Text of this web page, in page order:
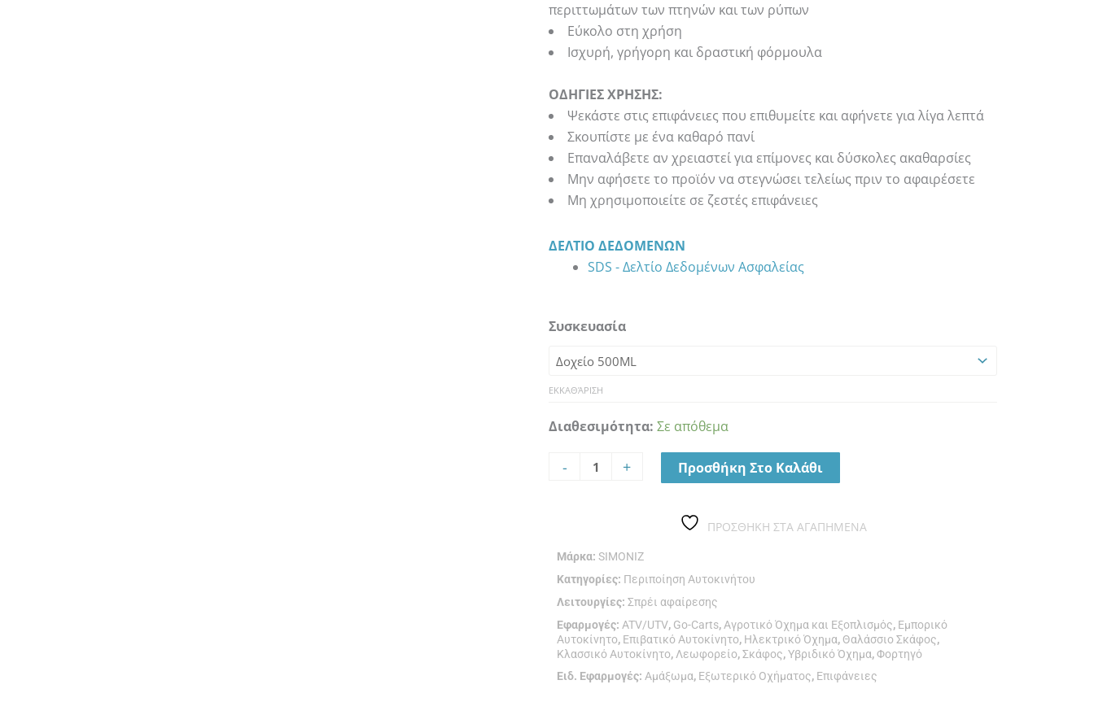
περιττωμάτων των πτηνών και των ρύπων
Εύκολο στη χρήση
Ισχυρή, γρήγορη και δραστική φόρμουλα
OΔΗΓΙΕΣ ΧΡΗΣΗΣ:
Ψεκάστε στις επιφάνειες που επιθυμείτε και αφήνετε για λίγα λεπτά
Σκουπίστε με ένα καθαρό πανί
Επαναλάβετε αν χρειαστεί για επίμονες και δύσκολες ακαθαρσίες
Μην αφήσετε το προϊόν να στεγνώσει τελείως πριν το αφαιρέσετε
Μη χρησιμοποιείτε σε ζεστές επιφάνειες
ΔΕΛΤΊΟ ΔΕΔΟΜΈΝΩΝ
SDS - Δελτίο Δεδομένων Ασφαλείας
Συσκευασία
ΕΚΚΑΘΆΡΙΣΗ
Διαθεσιμότητα: Σε απόθεμα
-
INSECT
DIRT
REMOVER
+ Προσθήκη Στο Καλάθι
ΠΡΟΣΘΉΚΗ ΣΤΑ ΑΓΑΠΗΜΈΝΑ
Μάρκα:SIMONIZ
Κατηγορίες: Περιποίηση Αυτοκινήτου
Λειτουργίες:Σπρέι αφαίρεσης
Εφαρμογές: ATV/UTV, Go-Carts, Αγροτικό Όχημα και Εξοπλισμός, Εμπορικό
Αυτοκίνητο, Επιβατικό Αυτοκίνητο, Ηλεκτρικό Όχημα, Θαλάσσιο Σκάφος,
Κλασσικό Αυτοκίνητο, Λεωφορείο,Σκάφος,Υβριδικό Όχημα,Φορτηγό
Ειδ. Εφαρμογές:Αμάξωμα, Εξωτερικό Οχήματος, Επιφάνειες